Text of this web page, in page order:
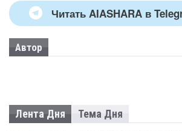
Читать AIASHARA в
Автор
Лента Дня Тема Дня